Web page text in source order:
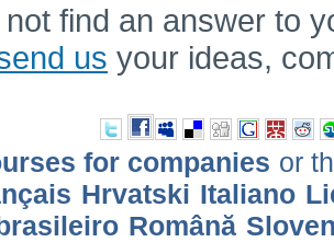
not find an answer to
us your ideas,
for companies or
Hrvatski Italiano
Română